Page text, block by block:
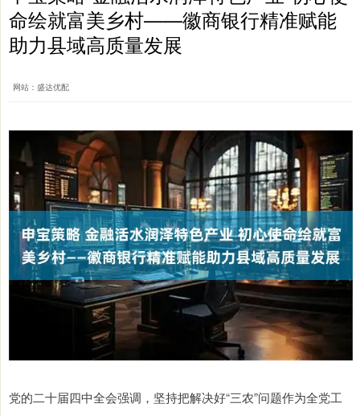
命绘就富美乡村——徽商银行精准赋能
助力县域高质量发展
网站：盛达优配
党的二十届四中全会强调，坚持把解决好“三农”问题作为全党工